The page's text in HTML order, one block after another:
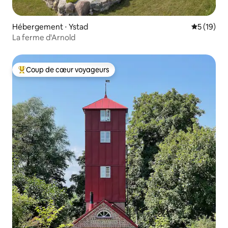
Hébergement ⋅ Ystad
5 (19)
La ferme d'Arnold
Coups de cœur voyageurs les plus appréciés
Coup de cœur voyageurs